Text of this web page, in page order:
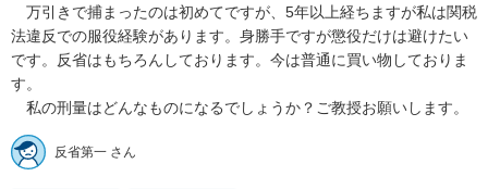
万引きで捕まったのは初めてですが、5年以上経ちますが私は関税
法違反での服役経験があります。身勝手ですが懲役だけは避けたい
です。反省はもちろんしております。今は普通に買い物しておりま
す。
私の刑量はどんなものになるでしょうか？ご教授お願いします。
反省第一 さん